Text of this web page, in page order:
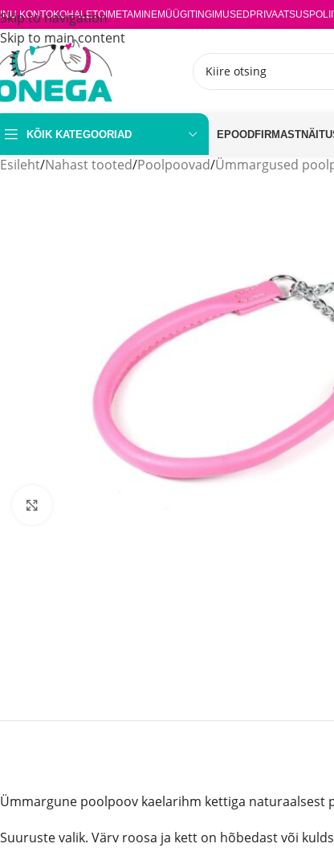
Skip to navigation
Skip to main content
KONTOKOHALETOIMETAMINEMÜÜGITINGIMUSED
KÕIK KATEGOORIAD EPOODFIRMAST
Esileht/Nahast tooted/Poolpoovad/Ümmargused
Ümmargune poolpoov kaelarihm kettiga naturaalsest
Suuruste valik. Värv roosa ja kett on hõbedast või